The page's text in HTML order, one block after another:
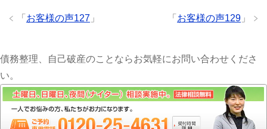
「 お客様の声129 」
「 お客様の声127 」
債務整理、自己破産のことならお気軽にお問い合わせくださ
い。